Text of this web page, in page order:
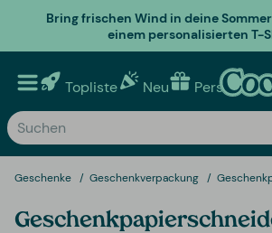
Bring frischen Wind in deine
einem personalisierten T-
Topliste Neu
Geschenke Geschenkverpackung